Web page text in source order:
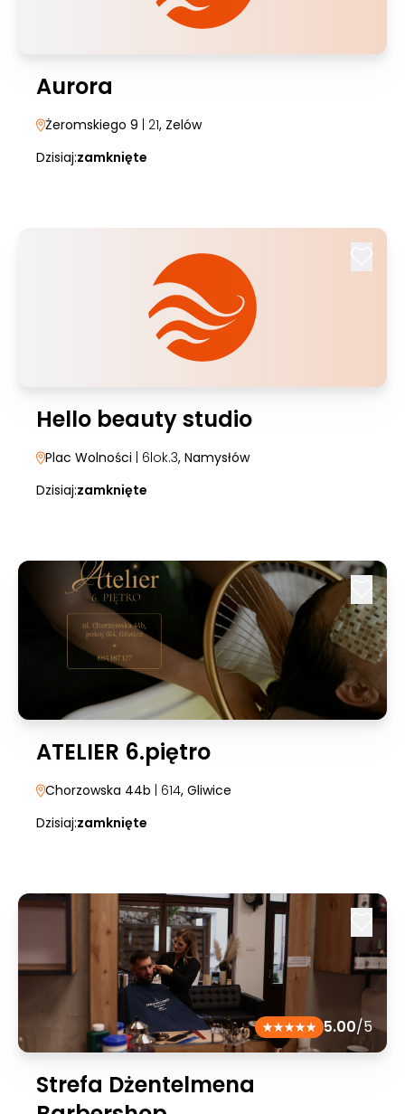
Aurora
Żeromskiego 9 | 21, Zelów
Dzisiaj:zamknięte
Hello beauty studio
Plac Wolności | 6lok.3, Namysłów
Dzisiaj:zamknięte
ATELIER 6.piętro
Chorzowska 44b | 614, Gliwice
Dzisiaj:zamknięte
5.00/5
Strefa Dżentelmena